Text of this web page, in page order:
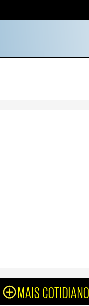
MAIS COTIDIANO